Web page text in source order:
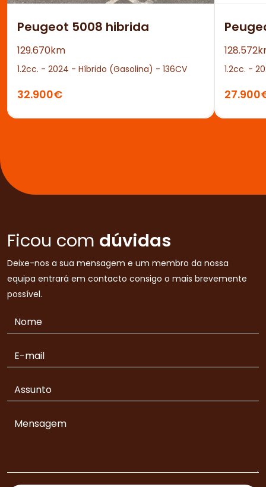
Peugeot 5008 hibrida
129.670km
1.2cc. - 2024 - Híbrido (Gasolina) - 136CV
32.900€
1.2cc. -
Ficou com dúvidas
Deixe-nos a sua mensagem e um membro da nossa
equipa entrará em contacto consigo o mais brevemente
possível.